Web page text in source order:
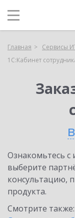
Главная Сервисы
1С:Кабинет
Ознакомьтесь
выберите
консультацию,
продукта.
Смотрите также: